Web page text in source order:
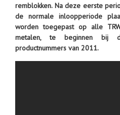
remblokken. Na deze eerste
de normale inloopperiode
worden toegepast op alle
metalen, te beginnen bij
productnummers van 2011.